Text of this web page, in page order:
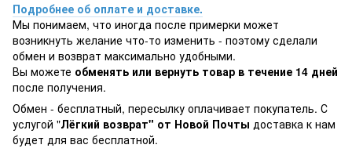
Подробнее об оплате и доставке.
Мы понимаем, что иногда после примерки может
возникнуть желание что-то изменить - поэтому сделали
обмен и возврат максимально удобными.
Вы можете обменять или вернуть товар в течение 14 дней
после получения.
Обмен - бесплатный, пересылку оплачивает покупатель. С
услугой "Лёгкий возврат" от Новой Почты доставка к нам
будет для вас бесплатной.